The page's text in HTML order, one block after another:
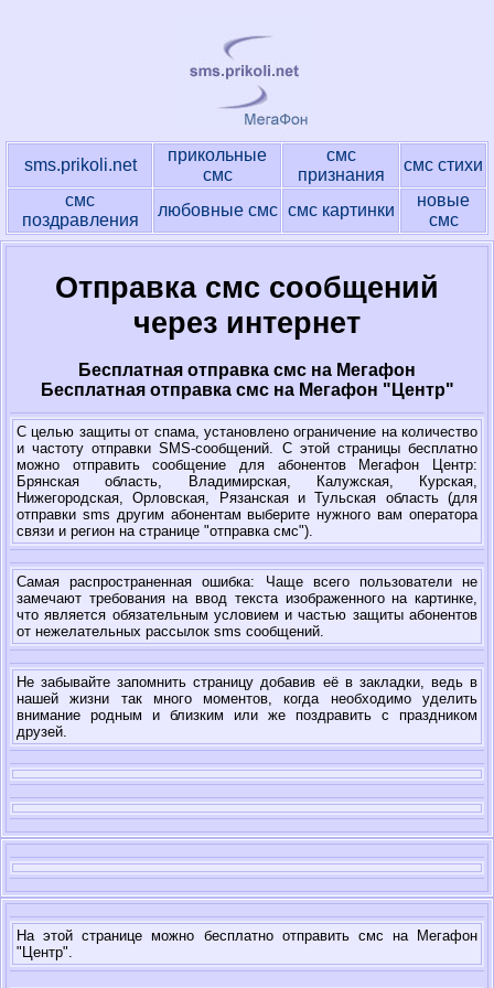
sms.prikoli.net
прикольные
смс
смс
признания
смс стихи
смс
поздравления
любовные смс смс картинки
новые
смс
Отправка смс сообщений
через интернет
Бесплатная отправка смс на Мегафон
Бесплатная отправка смс на Мегафон "Центр"
С целью защиты от спама, установлено ограничение на количество
и частоту отправки SMS-сообщений. С этой страницы бесплатно
можно отправить сообщение для абонентов Мегафон Центр:
Брянская область, Владимирская, Калужская, Курская,
Нижегородская, Орловская, Рязанская и Тульская область (для
отправки sms другим абонентам выберите нужного вам оператора
связи и регион на странице "отправка смс").
Самая распространенная ошибка: Чаще всего пользователи не
замечают требования на ввод текста изображенного на картинке,
что является обязательным условием и частью защиты абонентов
от нежелательных рассылок sms сообщений.
Не забывайте запомнить страницу добавив её в закладки, ведь в
нашей жизни так много моментов, когда необходимо уделить
внимание родным и близким или же поздравить с праздником
друзей.
На этой странице можно бесплатно отправить смс на Мегафон
"Центр".